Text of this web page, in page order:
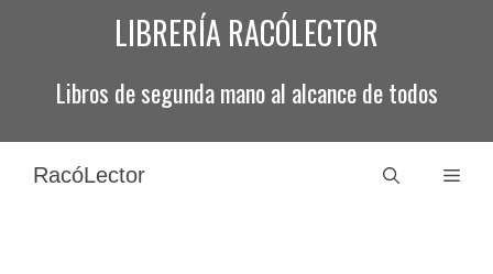
LIBRERÍA RACÓLECTOR
Libros de segunda mano al alcance de todos
RacóLector